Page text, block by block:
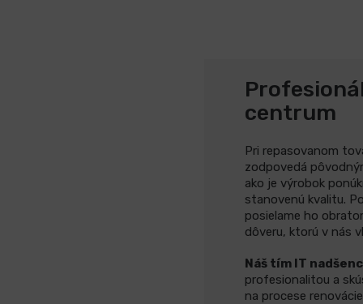
centrum
Pri repasovanom
zodpovedá
ako je výrobok
stanovenú kvalitu.
posielame ho
dôveru, ktorú v nás
Náš tím IT
profesionalitou a
na procese